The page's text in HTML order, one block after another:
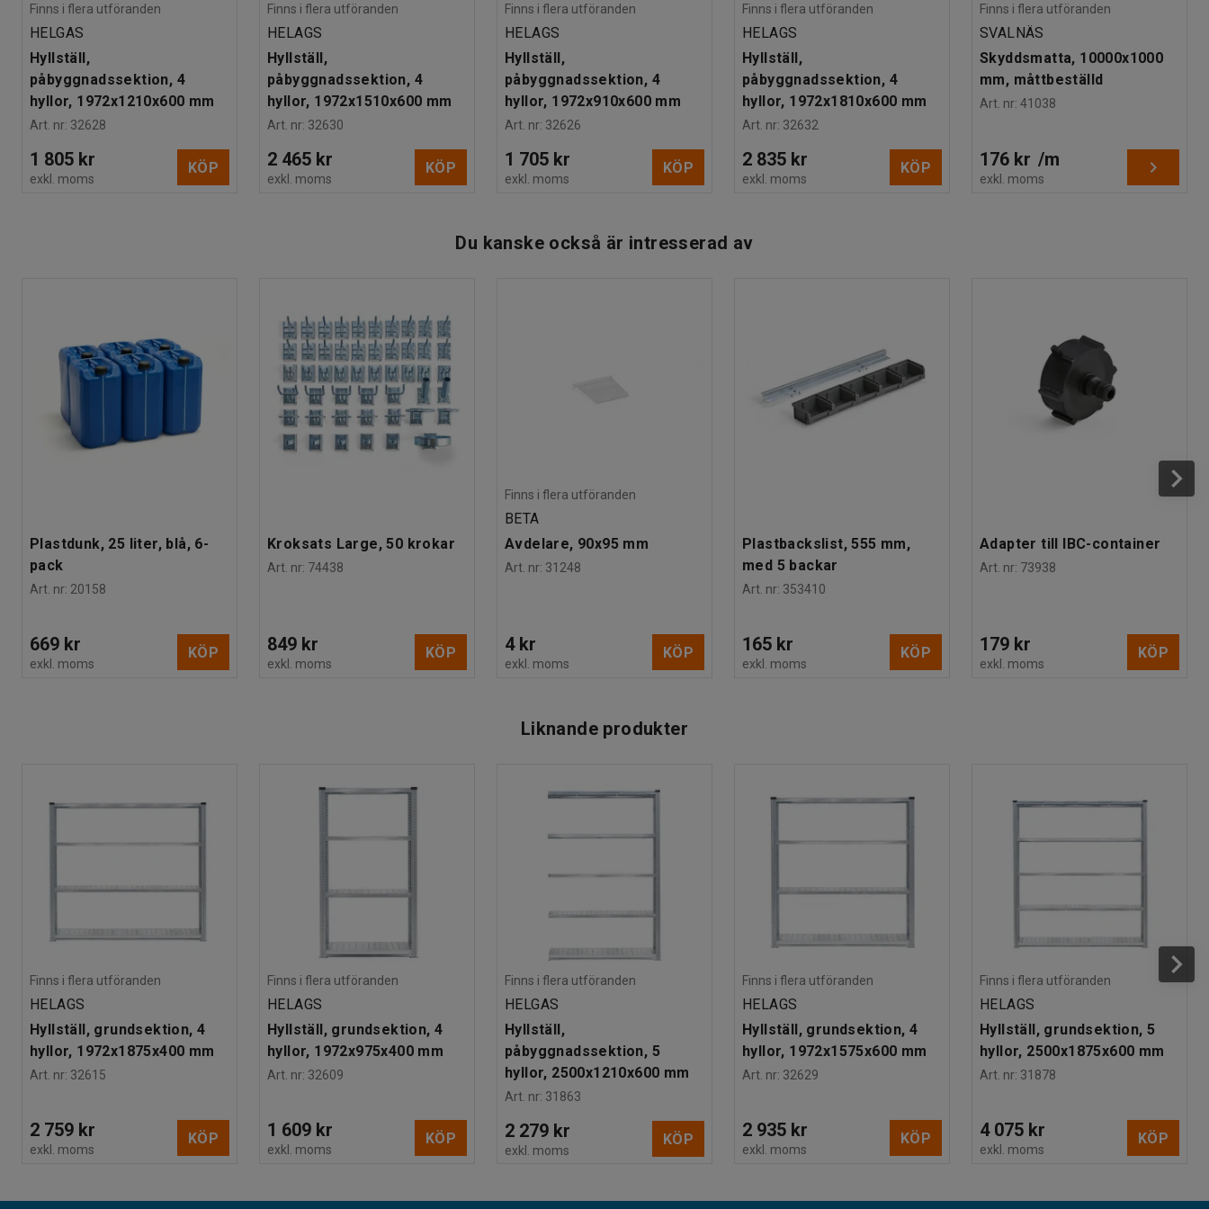
Finns i flera utföranden
HELGAS
Hyllställ,
påbyggnadssektion, 4
hyllor, 1972x1210x600 mm
Art. nr: 32628
1 805 kr
exkl. moms
KÖP
Finns i flera utföranden
HELAGS
Hyllställ,
påbyggnadssektion, 4
hyllor, 1972x1510x600 mm
Art. nr: 32630
2 465 kr
exkl. moms
KÖP
Finns i flera utföranden
HELAGS
Hyllställ,
påbyggnadssektion, 4
hyllor, 1972x910x600 mm
Art. nr: 32626
1 705 kr
exkl. moms
KÖP
Finns i flera utföranden
HELAGS
Hyllställ,
påbyggnadssektion, 4
hyllor, 1972x1810x600 mm
Art. nr: 32632
2 835 kr
exkl. moms
KÖP
Finns i flera utföranden
SVALNÄS
Skyddsmatta, 10000x1000
mm, måttbeställd
Art. nr: 41038
176 kr /m
exkl. moms
Du kanske också är intresserad av
Plastdunk, 25 liter, blå, 6-
pack
Art. nr: 20158
669 kr
exkl. moms
KÖP
Kroksats Large, 50 krokar
Art. nr: 74438
849 kr
exkl. moms
KÖP
Finns i flera utföranden
BETA
Avdelare, 90x95 mm
Art. nr: 31248
4 kr
exkl. moms
KÖP
Plastbackslist, 555 mm,
med 5 backar
Art. nr: 353410
165 kr
exkl. moms
KÖP
Adapter till IBC-container
Art. nr: 73938
179 kr
exkl. moms
KÖP
Liknande produkter
Finns i flera utföranden
HELAGS
Hyllställ, grundsektion, 4
hyllor, 1972x1875x400 mm
Art. nr: 32615
2 759 kr
exkl. moms
KÖP
Finns i flera utföranden
HELAGS
Hyllställ, grundsektion, 4
hyllor, 1972x975x400 mm
Art. nr: 32609
1 609 kr
exkl. moms
KÖP
Finns i flera utföranden
HELGAS
Hyllställ,
påbyggnadssektion, 5
hyllor, 2500x1210x600 mm
Art. nr: 31863
2 279 kr
exkl. moms
KÖP
Finns i flera utföranden
HELAGS
Hyllställ, grundsektion, 4
hyllor, 1972x1575x600 mm
Art. nr: 32629
2 935 kr
exkl. moms
KÖP
Finns i flera utföranden
HELAGS
Hyllställ, grundsektion, 5
hyllor, 2500x1875x600 mm
Art. nr: 31878
4 075 kr
exkl. moms
KÖP